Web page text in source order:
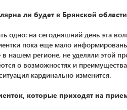
ли будет в Брянской
одно: на сегодняшний день эта
пока еще мало
нашем регионе, не уделяли этой
о возможностях и
кардинально изменится.
которые приходят на